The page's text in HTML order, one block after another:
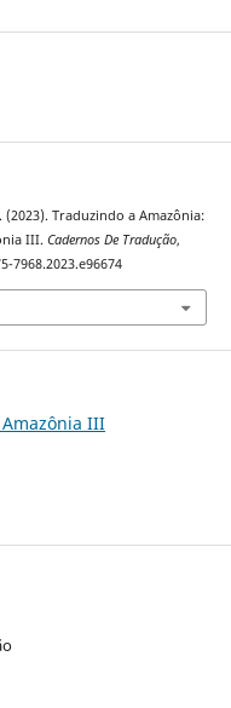
(2023). Traduzindo a Amazônia:
III. Cadernos De Tradução,
7968.2023.e96674
III